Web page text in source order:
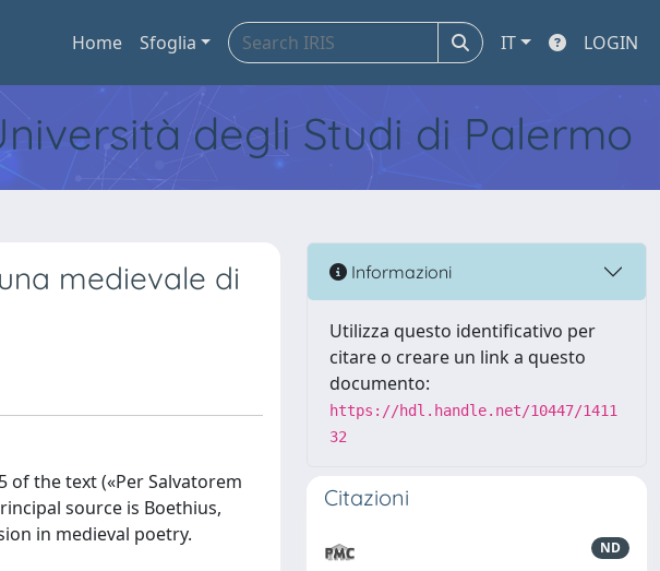
Home Sfoglia IT LOGIN
degli Studi di Palermo
medievale di
of the text («Per Salvatorem
source is Boethius,
in medieval poetry.
Informazioni
Utilizza questo identificativo per
citare o creare un link a questo
documento:
https://hdl.handle.net/10447/1411
32
Citazioni
ND